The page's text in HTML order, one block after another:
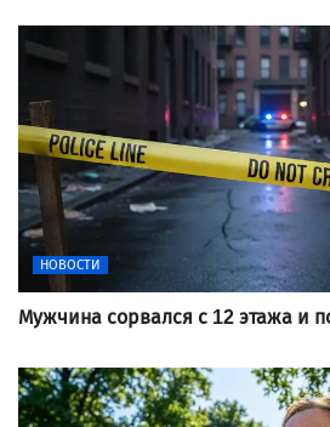
НОВОСТИ
Мужчина сорвался с 12 этажа и